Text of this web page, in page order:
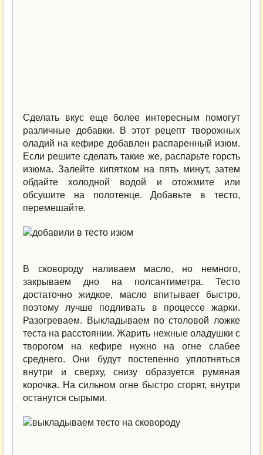
Сделать вкус еще более интересным помогут
различные добавки. В этот рецепт творожных
оладий на кефире добавлен распаренный изюм.
Если решите сделать такие же, распарьте горсть
изюма. Залейте кипятком на пять минут, затем
обдайте холодной водой и отожмите или
обсушите на полотенце. Добавьте в тесто,
перемешайте.
В сковороду наливаем масло, но немного,
закрываем дно на полсантиметра. Тесто
достаточно жидкое, масло впитывает быстро,
поэтому лучше подливать в процессе жарки.
Разогреваем. Выкладываем по столовой ложке
теста на расстоянии. Жарить нежные оладушки с
творогом на кефире нужно на огне слабее
среднего. Они будут постепенно уплотняться
внутри и сверху, снизу образуется румяная
корочка. На сильном огне быстро сгорят, внутри
останутся сырыми.